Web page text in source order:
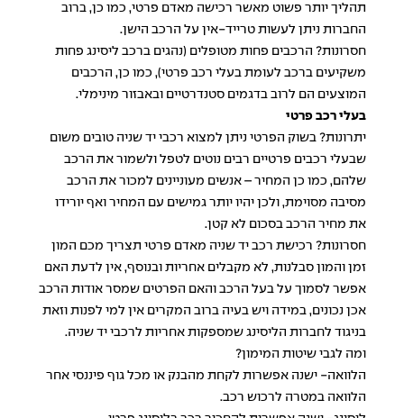
תהליך יותר פשוט מאשר רכישה מאדם פרטי, כמו כן, ברוב
החברות ניתן לעשות טרייד-אין על הרכב הישן.
חסרונות? הרכבים פחות מטופלים (נהגים ברכב ליסינג פחות
משקיעים ברכב לעומת בעלי רכב פרטי), כמו כן, הרכבים
המוצעים הם לרוב בדגמים סטנדרטיים ובאבזור מינימלי.
בעלי רכב פרטי
יתרונות? בשוק הפרטי ניתן למצוא רכבי יד שניה טובים משום
שבעלי רכבים פרטיים רבים נוטים לטפל ולשמור את הרכב
שלהם, כמו כן המחיר – אנשים מעוניינים למכור את הרכב
מסיבה מסוימת, ולכן יהיו יותר גמישים עם המחיר ואף יורידו
את מחיר הרכב בסכום לא קטן.
חסרונות? רכישת רכב יד שניה מאדם פרטי תצריך מכם המון
זמן והמון סבלנות, לא מקבלים אחריות ובנוסף, אין לדעת האם
אפשר לסמוך על בעל הרכב והאם הפרטים שמסר אודות הרכב
אכן נכונים, במידה ויש בעיה ברוב המקרים אין למי לפנות וזאת
בניגוד לחברות הליסינג שמספקות אחריות לרכבי יד שניה.
ומה לגבי שיטות המימון?
הלוואה- ישנה אפשרות לקחת מהבנק או מכל גוף פיננסי אחר
הלוואה במטרה לרכוש רכב.